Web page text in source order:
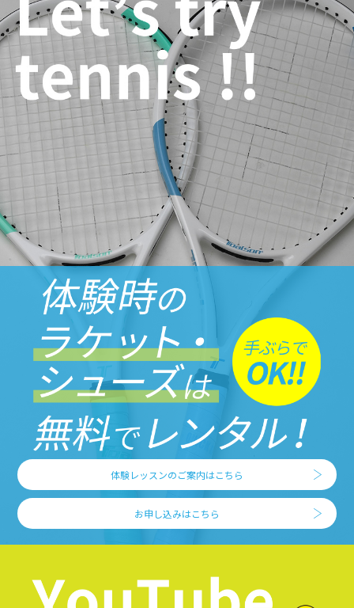
体験レッスンのご案内はこちら
お申し込みはこちら